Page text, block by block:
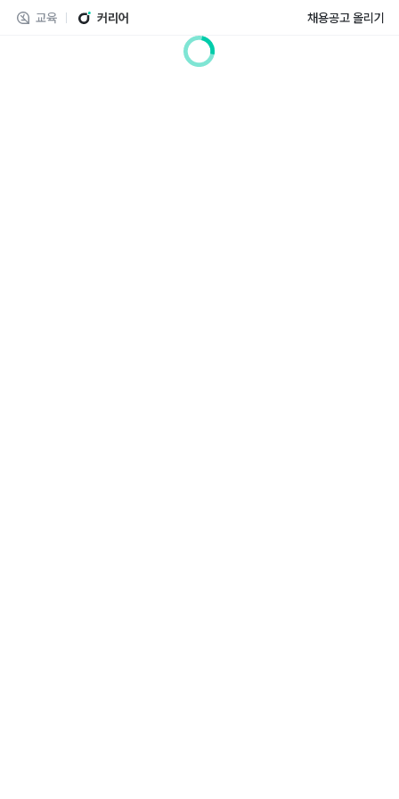
교육 커리어 채용공고 올리기